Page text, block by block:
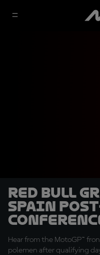
Red Bull
Spain
Hear from the MotoGP™
polemen after qualifying